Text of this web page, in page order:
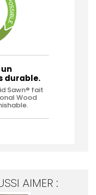
durable.
Sawn® fait
Wood
AIMER :